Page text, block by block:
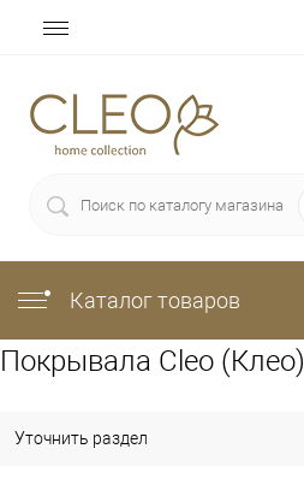
Каталог товаров
Покрывала Cleo (Клео)
Уточнить раздел